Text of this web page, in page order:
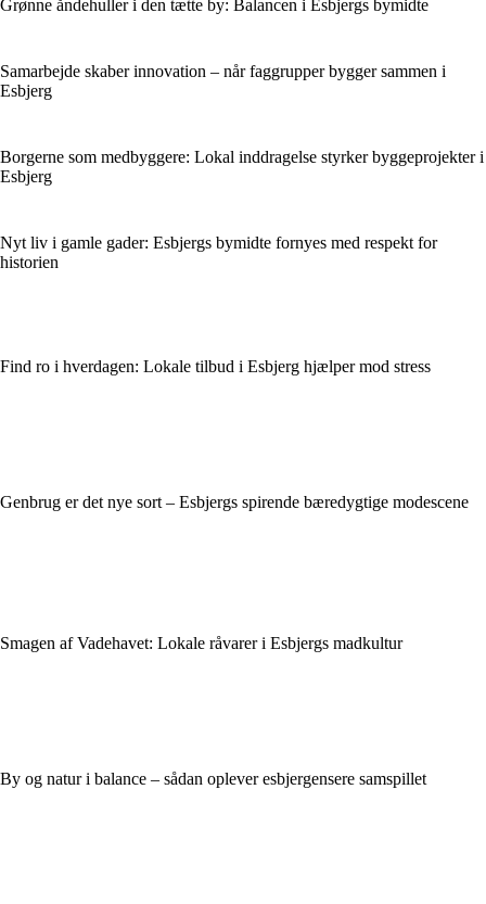
Grønne åndehuller i den tætte by: Balancen i Esbjergs bymidte
Samarbejde skaber innovation – når faggrupper bygger sammen i
Esbjerg
Borgerne som medbyggere: Lokal inddragelse styrker byggeprojekter i
Esbjerg
Nyt liv i gamle gader: Esbjergs bymidte fornyes med respekt for
historien
Find ro i hverdagen: Lokale tilbud i Esbjerg hjælper mod stress
Genbrug er det nye sort – Esbjergs spirende bæredygtige modescene
Smagen af Vadehavet: Lokale råvarer i Esbjergs madkultur
By og natur i balance – sådan oplever esbjergensere samspillet